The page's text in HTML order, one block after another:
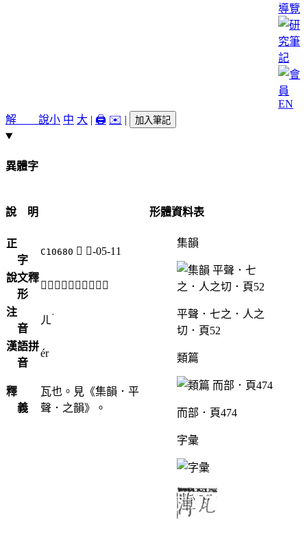
導覽
EN
解 說小 中 大 | 🖨️ ✉️ | 加入筆記
異體字
說 明
正
字
C10680 𦓓 而-05-11
說文釋
形
「𦓓」《說文》不錄。
注
音
ㄦ ˊ
漢語拼
音
ér
釋
義
瓦也。見《集韻．平
聲．之韻》。
形體資料表
集韻
平聲．七之．人之
切．頁52
類篇
而部．頁474
字彙